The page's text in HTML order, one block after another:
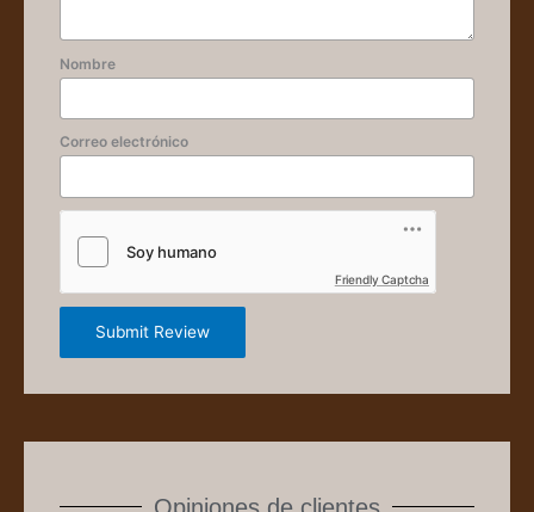
Nombre
Correo electrónico
Friendly Captcha
Submit Review